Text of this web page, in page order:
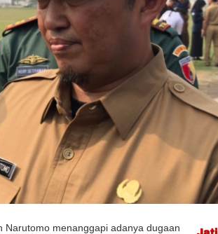
Narutomo menanggapi adanya dugaan